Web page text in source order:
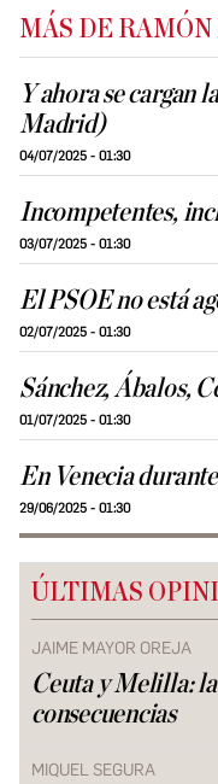
MÁS DE
Y ahora se cargan
Madrid)
04/07/2025 - 01:30
Incompetentes,
03/07/2025 - 01:30
El PSOE no está
02/07/2025 - 01:30
Sánchez, Ábalos,
01/07/2025 - 01:30
En Venecia
29/06/2025 - 01:30
ÚLTIMAS
JAIME MAYOR OREJA
Ceuta y Melilla:
consecuencias
MIQUEL SEGURA